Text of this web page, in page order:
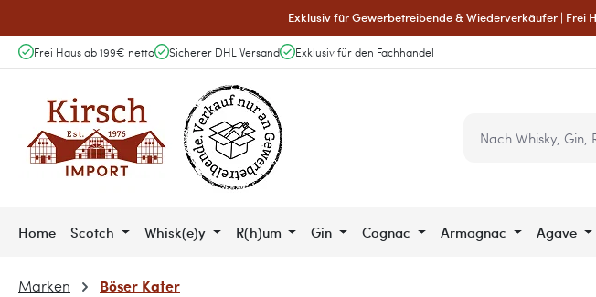
Exklusiv für Gewerbetreibende & Wiederverkäufer | Frei
Frei Haus ab 199€ netto Sicherer DHL Versand Exklusiv für den Fachhandel
Home Scotch Whisk(e)y R(h)um Gin Cognac Armagnac Agave
Marken Böser Kater